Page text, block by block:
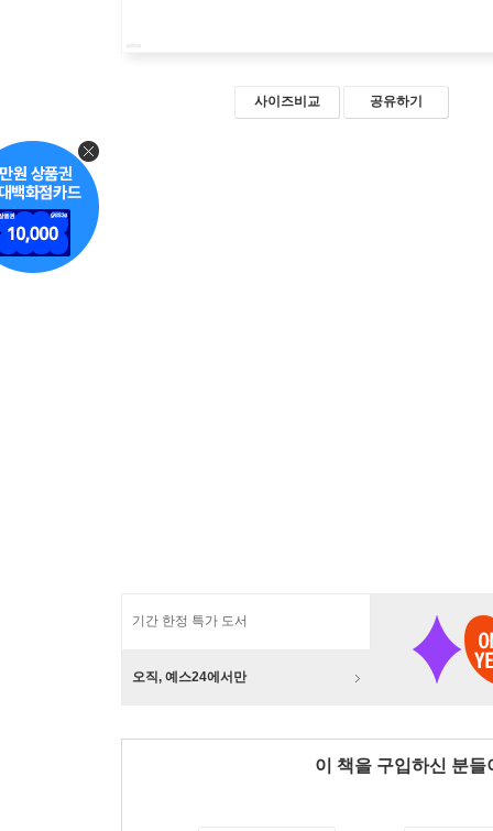
사이즈비교 공유하기
기간 한정 특가 도서
오직, 예스24에서만
이 책을 구입하신 분